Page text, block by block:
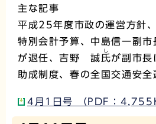
主な記事
平成25年度市政の運営方針
特別会計予算、中島信一副
が退任、吉野 誠 氏
し
が副市長
助成制度、春の全国交通安全
4月1日号 （PDF：